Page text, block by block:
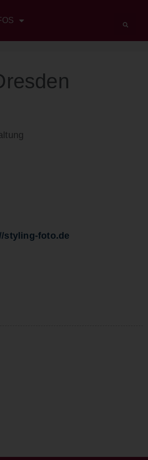
styling-foto.de
Dialog geschlossen. Seine Funktionalität ist
Die erste Service-Gruppe ist